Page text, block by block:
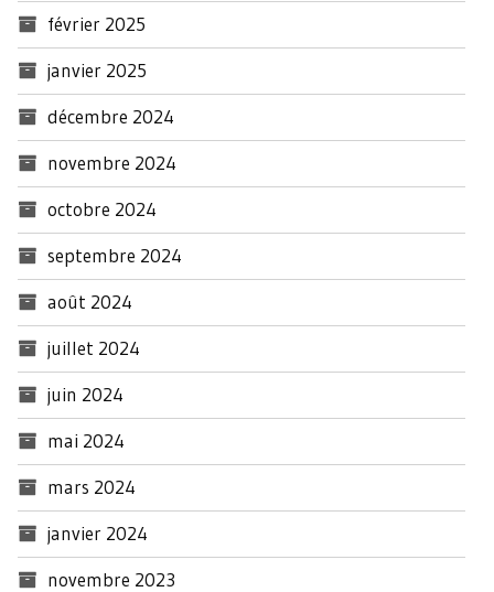
février 2025
janvier 2025
décembre 2024
novembre 2024
octobre 2024
septembre 2024
août 2024
juillet 2024
juin 2024
mai 2024
mars 2024
janvier 2024
novembre 2023